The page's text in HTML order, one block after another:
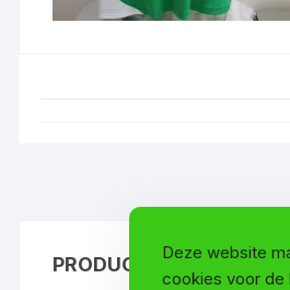
PRODUCTCATEGORIEËN
Deze website
cookies voor de